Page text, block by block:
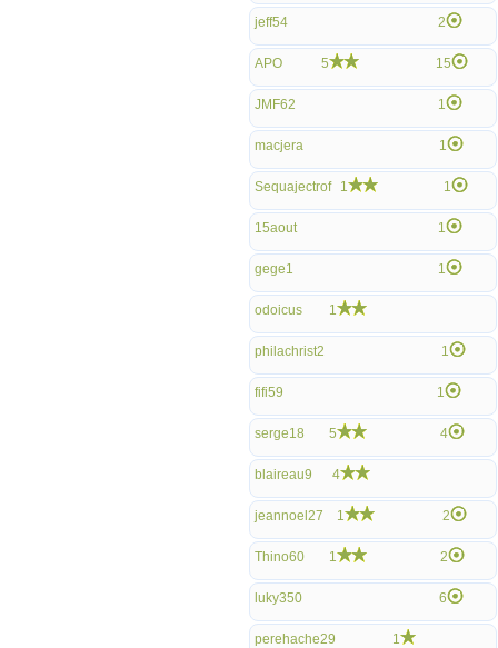
jeff54 2
APO 5 15
JMF62 1
macjera 1
Sequajectrof 1 1
15aout 1
gege1 1
odoicus 1
philachrist2 1
fifi59 1
serge18 5 4
blaireau9 4
jeannoel27 1 2
Thino60 1 2
luky350 6
perehache29 1